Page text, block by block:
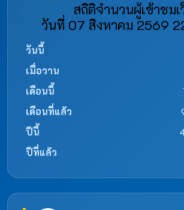
สถิติจำนวนผู้เข้าชมเ
วันที่ 07 สิงหาคม 2569
วันนี้
เมื่อวาน
เดือนนี้
เดือนที่แล้ว
ปีนี้
ปีที่แล้ว